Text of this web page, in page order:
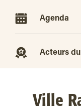
Agenda
Acteurs
Ville